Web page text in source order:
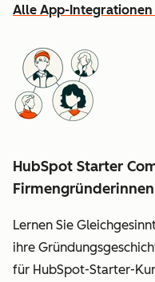
Alle App-Integrationen
HubSpot Starter
Lernen Sie
ihre
für HubSpot-Starter-